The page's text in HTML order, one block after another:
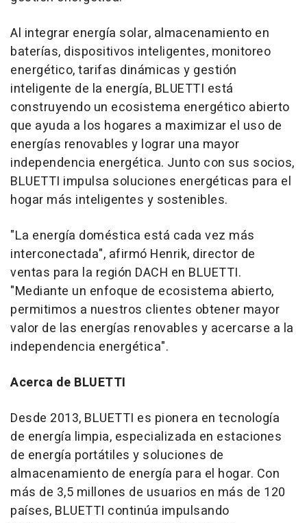
Al integrar energía solar, almacenamiento en
baterías, dispositivos inteligentes, monitoreo
energético, tarifas dinámicas y gestión
inteligente de la energía, BLUETTI está
construyendo un ecosistema energético abierto
que ayuda a los hogares a maximizar el uso de
energías renovables y lograr una mayor
independencia energética. Junto con sus socios,
BLUETTI impulsa soluciones energéticas para el
hogar más inteligentes y sostenibles.
"La energía doméstica está cada vez más
interconectada", afirmó Henrik, director de
ventas para la región DACH en BLUETTI.
"Mediante un enfoque de ecosistema abierto,
permitimos a nuestros clientes obtener mayor
valor de las energías renovables y acercarse a la
independencia energética".
Acerca de BLUETTI
Desde 2013, BLUETTI es pionera en tecnología
de energía limpia, especializada en estaciones
de energía portátiles y soluciones de
almacenamiento de energía para el hogar. Con
más de 3,5 millones de usuarios en más de 120
países, BLUETTI continúa impulsando